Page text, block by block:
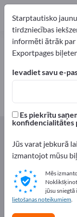
ražotājus
Exportpages
Graudaugu
Pieprasījumi –
Starptautisko
tirdzniecības
informēti ātrāk par
Exportpages
Ievadiet savu e-
Es piekrītu
konfidencialitātes
Jūs varat jebkurā
izmantojot mūsu
Mēs
jūsu
lietošanas noteikumiem.